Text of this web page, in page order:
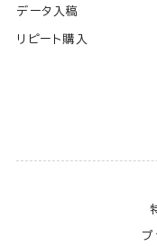
データ入稿
リピート購入
プ